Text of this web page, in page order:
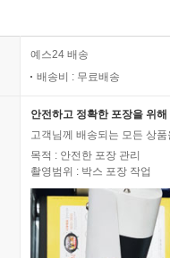
예스24 배송
배송비 : 무료배송
안전하고 정확한 포장을 위
고객님께 배송되는 모든 상
목적 : 안전한 포장 관리
촬영범위 : 박스 포장 작업